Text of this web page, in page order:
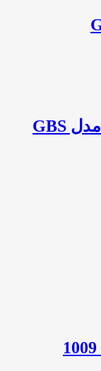
برس گونه کرم پودری متوسط مدل GBS